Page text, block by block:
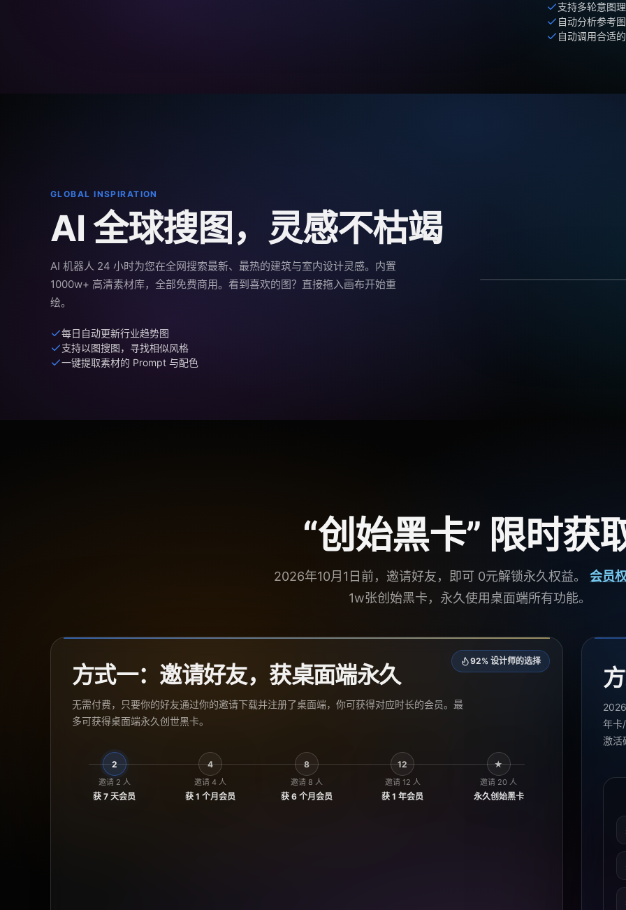
支持多轮意图
自动分析参考
自动调用合适
GLOBAL INSPIRATION
AI 全球搜图，灵感不枯竭
AI 机器人 24 小时为您在全网搜索最新、最热的建筑与室内设计灵感。内置
1000w+ 高清素材库，全部免费商用。看到喜欢的图？直接拖入画布开始重
绘。
每日自动更新行业趋势图
支持以图搜图，寻找相似风格
一键提取素材的 Prompt 与配色
“创始黑卡” 限时获
2026年10月1日前，邀请好友，即可 0元解锁永久权益。 会员
1w张创始黑卡，永久使用桌面端所有功能。
92% 设计师的选择
方式一：邀请好友，获桌面端永久
无需付费，只要你的好友通过你的邀请下载并注册了桌面端，你可获得对应时长的会员。最
多可获得桌面端永久创世黑卡。
2
邀请 2 人
获 7 天会员
4
邀请 4 人
获 1 个月会员
8
邀请 8 人
获 6 个月会员
12
邀请 12 人
获 1 年会员
★
邀请 20 人
永久创始黑卡
年卡
激活